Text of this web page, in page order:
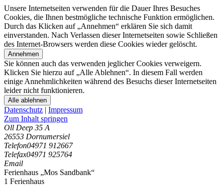
Unsere Internetseiten verwenden für die Dauer Ihres Besuches
Cookies, die Ihnen bestmögliche technische Funktion ermöglichen.
Durch das Klicken auf „Annehmen“ erklären Sie sich damit
einverstanden. Nach Verlassen dieser Internetseiten sowie Schließen
des Internet-Browsers werden diese Cookies wieder gelöscht.
Annehmen
Sie können auch das verwenden jeglicher Cookies verweigern.
Klicken Sie hierzu auf „Alle Ablehnen“. In diesem Fall werden
einige Annehmlichkeiten während des Besuchs dieser Internetseiten
leider nicht funktionieren.
Alle ablehnen
Datenschutz | Impressum
Zum Inhalt springen
Oll Deep 35 A
26553 Dornumersiel
Telefon04971 912667
Telefax04971 925764
Email
Ferienhaus „Mos Sandbank“
1 Ferienhaus